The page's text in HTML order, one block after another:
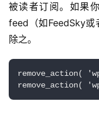
被读者订阅。如果
feed（如FeedSky
除之。
remove_action(
remove_action(